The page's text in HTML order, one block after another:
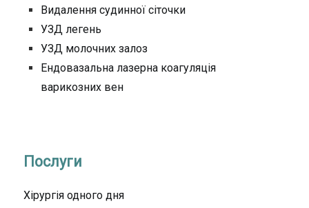
Видалення судинної сіточки
УЗД легень
УЗД молочних залоз
Ендовазальна лазерна коагуляція
варикозних вен
Послуги
Хірургія одного дня